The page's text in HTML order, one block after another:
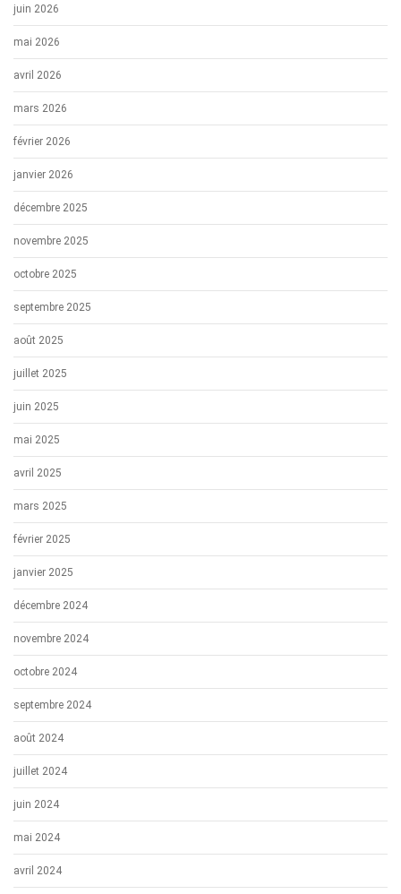
juin 2026
mai 2026
avril 2026
mars 2026
février 2026
janvier 2026
décembre 2025
novembre 2025
octobre 2025
septembre 2025
août 2025
juillet 2025
juin 2025
mai 2025
avril 2025
mars 2025
février 2025
janvier 2025
décembre 2024
novembre 2024
octobre 2024
septembre 2024
août 2024
juillet 2024
juin 2024
mai 2024
avril 2024